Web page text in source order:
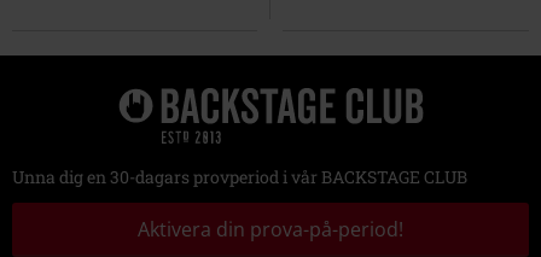
Unna dig en 30-dagars provperiod i vår BACKSTAGE CLUB
Aktivera din prova-på-period!